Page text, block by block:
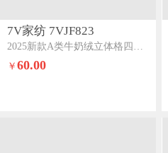
7V家纺 7VJF823
2025新款A类牛奶绒立体格四件套雕花绒夹棉床盖床笠四件套全工艺牛奶绒驼色
￥60.00